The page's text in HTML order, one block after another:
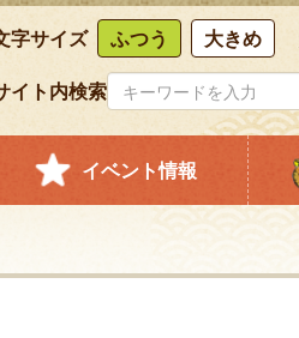
字サイズ ふつう 大きめ
イト内検索
イベント情報